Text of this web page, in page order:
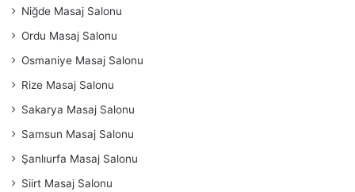
Niğde Masaj Salonu
Ordu Masaj Salonu
Osmaniye Masaj Salonu
Rize Masaj Salonu
Sakarya Masaj Salonu
Samsun Masaj Salonu
Şanlıurfa Masaj Salonu
Siirt Masaj Salonu